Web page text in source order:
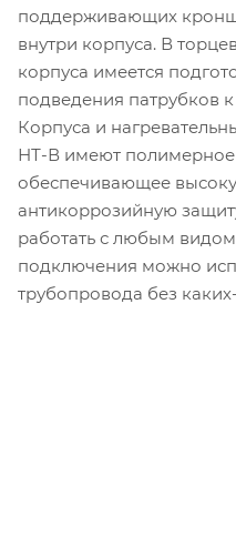
поддерживающих
внутри корпуса. В
корпуса имеется
подведения патрубков
Корпуса и
НТ-В имеют
обеспечивающее
антикоррозийную
работать с любым
подключения можно
трубопровода без